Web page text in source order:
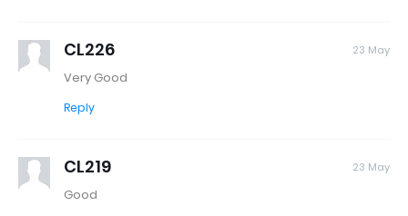
CL226 23 May
Very Good
Reply
CL219 23 May
Good